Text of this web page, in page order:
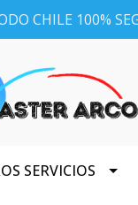
CHILE 100%
SERVICIOS